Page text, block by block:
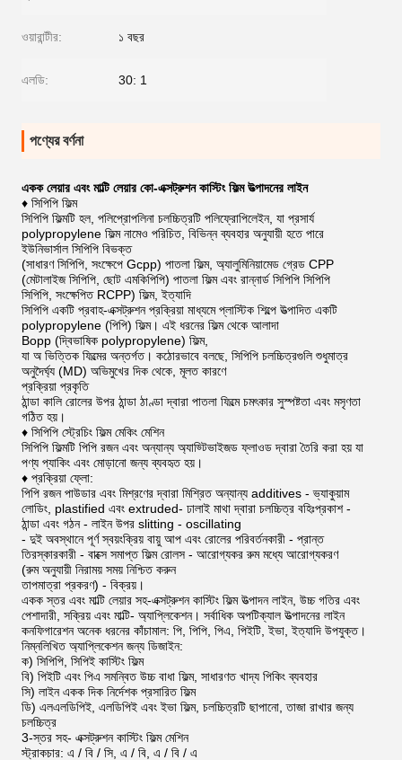
ওয়ারান্টীর: ১ বছর
এলডি: 30: 1
পণ্যের বর্ণনা
একক লেয়ার এবং মাল্টি লেয়ার কো-এক্সট্রুশন কাস্টিং ফিল্ম উত্পাদনের লাইন
♦ সিপিপি ফিল্ম
সিপিপি ফিল্মটি হল, পলিপ্রোপলিনা চলচ্চিত্রটি পলিফ্রোপিলেইন, যা প্রসার্য
polypropylene ফিল্ম নামেও পরিচিত, বিভিন্ন ব্যবহার অনুযায়ী হতে পারে
ইউনিভার্সাল সিপিপি বিভক্ত
(সাধারণ সিপিপি, সংক্ষেপে Gcpp) পাতলা ফিল্ম, অ্যালুমিনিয়ামেড গ্রেড CPP
(মেটালাইজ সিপিপি, ছোট এমকিপিপি) পাতলা ফিল্ম এবং রান্নার্ড সিপিপি সিপিপি
সিপিপি, সংক্ষেপিত RCPP) ফিল্ম, ইত্যাদি
সিপিপি একটি প্রবাহ-এক্সট্রুশন প্রক্রিয়া মাধ্যমে প্লাস্টিক শিল্পে উত্পাদিত একটি
polypropylene (পিপি) ফিল্ম। এই ধরনের ফিল্ম থেকে আলাদা
Bopp (দ্বিভাষিক polypropylene) ফিল্ম,
যা অ ভিত্তিক ফিল্মের অন্তর্গত। কঠোরভাবে বলছে, সিপিপি চলচ্চিত্রগুলি শুধুমাত্র
অনুদৈর্ঘ্য (MD) অভিমুখের দিক থেকে, মূলত কারণে
প্রক্রিয়া প্রকৃতি
ঠান্ডা কালি রোলের উপর ঠান্ডা ঠাণ্ডা দ্বারা পাতলা ফিল্মে চমৎকার সুস্পষ্টতা এবং মসৃণতা
গঠিত হয়।
♦ সিপিপি স্ট্রেচিং ফিল্ম মেকিং মেশিন
সিপিপি ফিল্মটি পিপি রজন এবং অন্যান্য অ্যাড্টিভাইজড ফ্লাওড দ্বারা তৈরি করা হয় যা
পণ্য প্যাকিং এবং মোড়ানো জন্য ব্যবহৃত হয়।
♦ প্রক্রিয়া ফ্লো:
পিপি রজন পাউডার এবং মিশ্রণের দ্বারা মিশ্রিত অন্যান্য additives - ভ্যাকুয়াম
লোডিং, plastified এবং extruded- ঢালাই মাথা দ্বারা চলচ্চিত্র বহিঃপ্রকাশ -
ঠান্ডা এবং গঠন - লাইন উপর slitting - oscillating
- দুই অবস্থানে পূর্ণ স্বয়ংক্রিয় বায়ু আপ এবং রোলের পরিবর্তনকারী - প্রান্ত
তিরস্কারকারী - বাক্সে সমাপ্ত ফিল্ম রোলস - আরোগ্যকর রুম মধ্যে আরোগ্যকরণ
(রুম অনুযায়ী নিরাময় সময় নিশ্চিত করুন
তাপমাত্রা প্রকরণ) - বিক্রয়।
একক স্তর এবং মাল্টি লেয়ার সহ-এক্সট্রুশন কাস্টিং ফিল্ম উত্পাদন লাইন, উচ্চ গতির এবং
পেশাদারী, সক্রিয় এবং মাল্টি- অ্যাপ্লিকেশন। সর্বাধিক অপটিক্যাল উত্পাদনের লাইন
কনফিগারেশন অনেক ধরনের কাঁচামাল: পি, পিপি, পিএ, পিইটি, ইভা, ইত্যাদি উপযুক্ত।
নিম্নলিখিত অ্যাপ্লিকেশন জন্য ডিজাইন:
ক) সিপিপি, সিপিই কাস্টিং ফিল্ম
বি) পিইটি এবং পিএ সমন্বিত উচ্চ বাধা ফিল্ম, সাধারণত খাদ্য পিকিং ব্যবহার
সি) লাইন একক দিক নির্দেশক প্রসারিত ফিল্ম
ডি) এলএলডিপিই, এলডিপিই এবং ইভা ফিল্ম, চলচ্চিত্রটি ছাপানো, তাজা রাখার জন্য
চলচ্চিত্র
3-স্তর সহ- এক্সট্রুশন কাস্টিং ফিল্ম মেশিন
স্ট্রাকচার: এ / বি / সি, এ / বি, এ / বি / এ